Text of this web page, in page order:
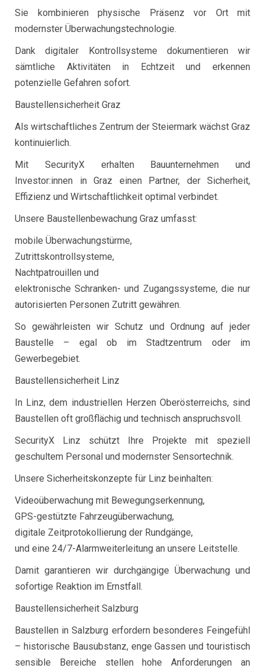
Sie kombinieren physische Präsenz vor Ort mit
modernster Überwachungstechnologie.
Dank digitaler Kontrollsysteme dokumentieren wir
sämtliche Aktivitäten in Echtzeit und erkennen
potenzielle Gefahren sofort.
Baustellensicherheit Graz
Als wirtschaftliches Zentrum der Steiermark wächst Graz
kontinuierlich.
Mit SecurityX erhalten Bauunternehmen und
Investor:innen in Graz einen Partner, der Sicherheit,
Effizienz und Wirtschaftlichkeit optimal verbindet.
Unsere Baustellenbewachung Graz umfasst:
mobile Überwachungstürme,
Zutrittskontrollsysteme,
Nachtpatrouillen und
elektronische Schranken- und Zugangssysteme, die nur
autorisierten Personen Zutritt gewähren.
So gewährleisten wir Schutz und Ordnung auf jeder
Baustelle – egal ob im Stadtzentrum oder im
Gewerbegebiet.
Baustellensicherheit Linz
In Linz, dem industriellen Herzen Oberösterreichs, sind
Baustellen oft großflächig und technisch anspruchsvoll.
SecurityX Linz schützt Ihre Projekte mit speziell
geschultem Personal und modernster Sensortechnik.
Unsere Sicherheitskonzepte für Linz beinhalten:
Videoüberwachung mit Bewegungserkennung,
GPS-gestützte Fahrzeugüberwachung,
digitale Zeitprotokollierung der Rundgänge,
und eine 24/7-Alarmweiterleitung an unsere Leitstelle.
Damit garantieren wir durchgängige Überwachung und
sofortige Reaktion im Ernstfall.
Baustellensicherheit Salzburg
Baustellen in Salzburg erfordern besonderes Feingefühl
– historische Bausubstanz, enge Gassen und touristisch
sensible Bereiche stellen hohe Anforderungen an